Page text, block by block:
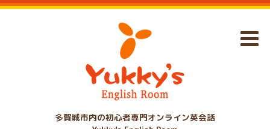
多賀城市内の初心者専門オンライン英会話